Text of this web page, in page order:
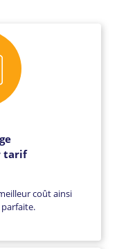
tarif
coût ainsi